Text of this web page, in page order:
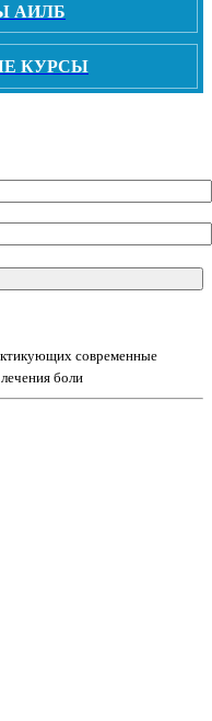
АИЛБ
КУРСЫ
современные
боли